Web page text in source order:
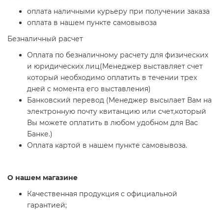
оплата наличными курьеру при получении заказа
оплата в нашем пункте самовывоза
Безналичный расчет
Оплата по безналичному расчету для физических
и юридических лиц(Менеджер выставляет счет
который необходимо оплатить в течении трех
дней с момента его выставления)
Банковский перевод (Менеджер высылает Вам на
электронную почту квитанцию или счет,который
Вы можете оплатить в любом удобном для Вас
Банке.)
Оплата картой в нашем пункте самовывоза.
О нашем магазине
Качественная продукция с официальной
гарантией;